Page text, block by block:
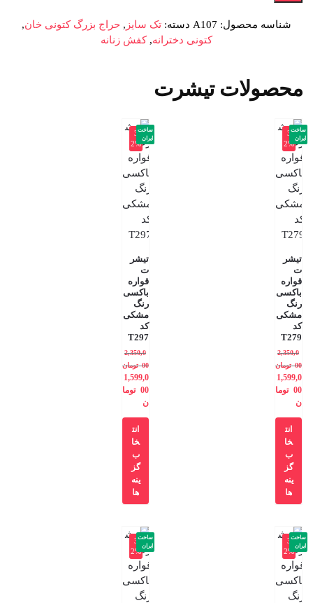
شناسه محصول: A107 دسته: تک سایز , حراج بزرگ کتونی خان,
کتونی دخترانه,کفش زنانه
محصولات تیشرت
-3
2%
تیشر
ت
قواره
باکسی
رنگ
مشکی
کد
T279
2,350,0
00 تومان
1,599,0
00 توما
ن
ساخت
ایران
انت
خا
ب
گز
ینه
ها
-3
2%
تیشر
ت
قواره
باکسی
رنگ
مشکی
کد
T297
2,350,0
00 تومان
1,599,0
00 توما
ن
ساخت
ایران
انت
خا
ب
گز
ینه
ها
-3
2%
ساخت
ایران
-3
2%
ساخت
ایران